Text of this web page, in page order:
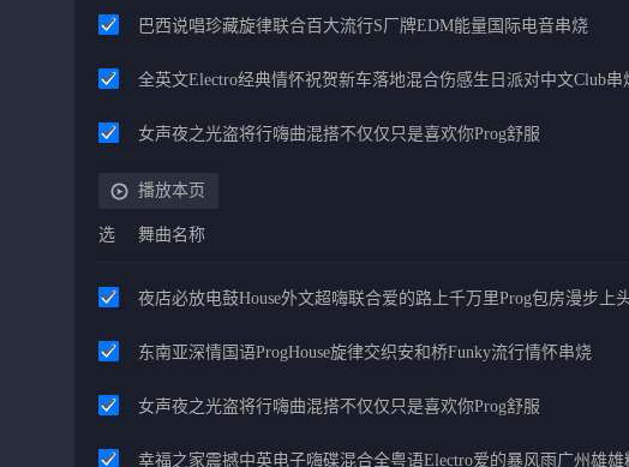
巴西说唱珍藏旋律联合百大流行S厂牌EDM能量国际电音串烧
全英文Electro经典情怀祝贺新车落地混合伤感生日派对中文Club串
女声夜之光盗将行嗨曲混搭不仅仅只是喜欢你Prog舒服
播放本页
选 舞曲名称
夜店必放电鼓House外文超嗨联合爱的路上千万里Prog包房漫步上
东南亚深情国语ProgHouse旋律交织安和桥Funky流行情怀串烧
女声夜之光盗将行嗨曲混搭不仅仅只是喜欢你Prog舒服
幸福之家震撼中英电子嗨碟混合全粤语Electro爱的暴风雨广州雄雄